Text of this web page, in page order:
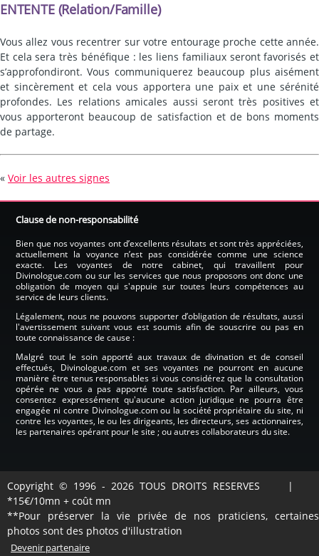
ENTENTE (Relation/Famille)
Vous allez vous recentrer sur votre entourage proche cette année.
Et cela sera très bénéfique : les liens familiaux seront favorisés et
s’approfondiront. Vous communiquerez beaucoup plus aisément
et sincèrement et cela vous apportera une paix et une sérénité
profondes. Les relations amicales aussi seront très positives et
vous apporteront beaucoup de satisfaction et de bons moments
de partage.
« Voir les autres signes
Clause de non-responsabilité
Bien que nos voyantes ont d’excellents résultats et sont très appréciées,
actuellement la voyance n’est pas considérée comme une science
exacte. Les voyantes de notre cabinet, qui travaillent pour
Divinologue.com ou sur les services que nous proposons ont donc une
obligation de moyen qui s'appuie sur toutes leurs compétences au
service de leurs clients.
Légalement, nous ne pouvons supporter d’obligation de résultats, aussi
l'avertissement suivant vous est soumis afin de souscrire ou pas en
toute connaissance de cause :
Malgré tout le soin apporté aux travaux de divination et de conseil
effectués, Divinologue.com et ses voyantes ne pourront en aucune
manière être tenus responsables si vous considérez que la consultation
opérée ne vous a pas apporté toute satisfaction. Par ailleurs, vous
consentez expressément qu'aucune action juridique ne pourra être
engagée ni contre Divinologue.com ou la société propriétaire du site, ni
contre les voyantes, le ou les dirigeants, les directeurs, ses actionnaires,
les partenaires opérant pour le site ; ou autres collaborateurs du site.
Copyright © 1996 - 2026 TOUS DROITS RESERVES |
*15€/10mn + coût mn
**Pour préserver la vie privée de nos praticiens, certaines
photos sont des photos d'illustration
Devenir partenaire